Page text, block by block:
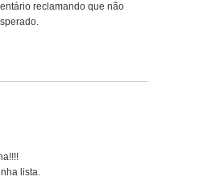
reclamando que não
lista.